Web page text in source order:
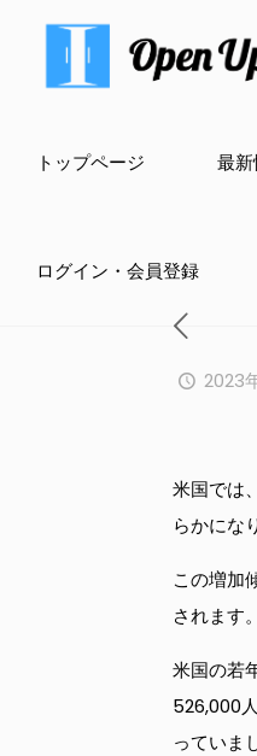
トップページ 最
ログイン・会員登録
2023
米国では
らかにな
この増加
されます
米国の若
526,000
っていま